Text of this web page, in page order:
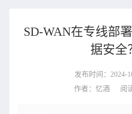
SD-WAN在专线部
据安全
发布时间：2024-
作者：忆酒
阅